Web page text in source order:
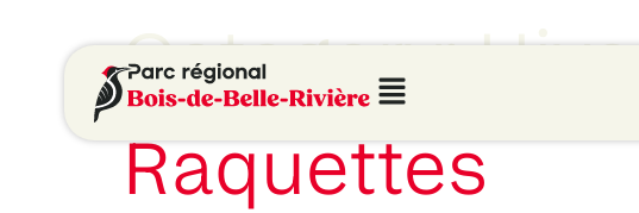
Category:
Raquettes